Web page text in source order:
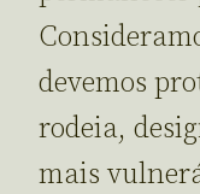
devemos
rodeia,
mais